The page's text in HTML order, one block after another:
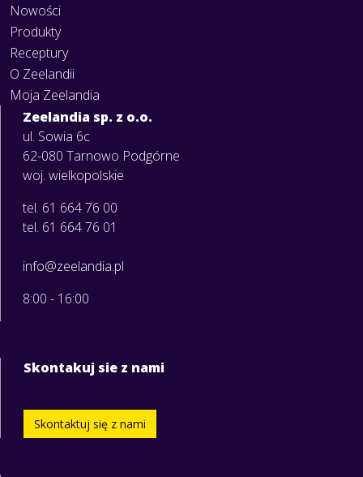
Nowości
Produkty
Receptury
O Zeelandii
Moja Zeelandia
Zeelandia sp. z o.o.
ul. Sowia 6c
62-080 Tarnowo Podgórne
woj. wielkopolskie
tel. 61 664 76 00
tel. 61 664 76 01
info@zeelandia.pl
8:00 - 16:00
Skontakuj sie z nami
Skontaktuj się z nami